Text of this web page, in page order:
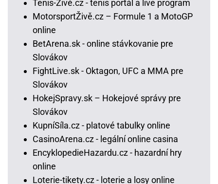
Tenis-Živě.cz - tenis portál a live program
MotorsportŽivě.cz – Formule 1 a MotoGP
online
BetArena.sk - online stávkovanie pre
Slovákov
FightLive.sk - Oktagon, UFC a MMA pre
Slovákov
HokejSpravy.sk – Hokejové správy pre
Slovákov
KupníSíla.cz - platové tabulky online
CasinoArena.cz - legální online casina
EncyklopedieHazardu.cz - hazardní hry
online
Loterie-tikety.cz - loterie a losy online